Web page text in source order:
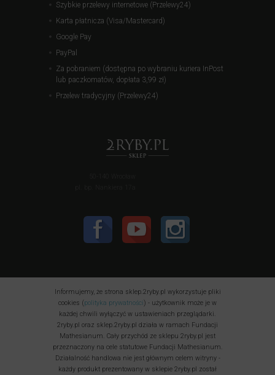
Szybkie przelewy internetowe (Przelewy24)
Karta płatnicza (Visa/Mastercard)
Google Pay
PayPal
Za pobraniem (dostępna po wybraniu kuriera InPost
lub paczkomatów, dopłata 3,99 zł)
Przelew tradycyjny (Przelewy24)
Informujemy, że strona sklep.2ryby.pl wykorzystuje pliki
cookies (polityka prywatności) - użytkownik może je w
każdej chwili wyłączyć w ustawieniach przeglądarki.
2ryby.pl oraz sklep.2ryby.pl działa w ramach Fundacji
Mathesianum. Cały przychód ze sklepu 2ryby.pl jest
przeznaczony na cele statutowe Fundacji Mathesianum.
Działalność handlowa nie jest głównym celem witryny -
każdy produkt prezentowany w sklepie 2ryby.pl został